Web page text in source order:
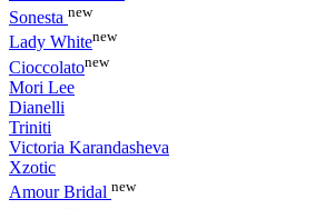
Sonesta new
Lady Whitenew
Cioccolatonew
Mori Lee
Dianelli
Triniti
Victoria Karandasheva
Xzotic
Amour Bridal new